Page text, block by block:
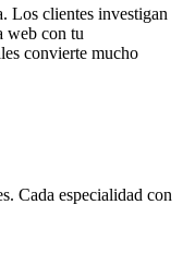
Los clientes investigan
web con tu
convierte mucho
Cada especialidad con